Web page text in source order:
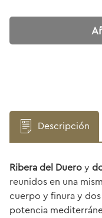
Descripción
Ribera del Duero y
reunidos en una
cuerpo y finura y
potencia